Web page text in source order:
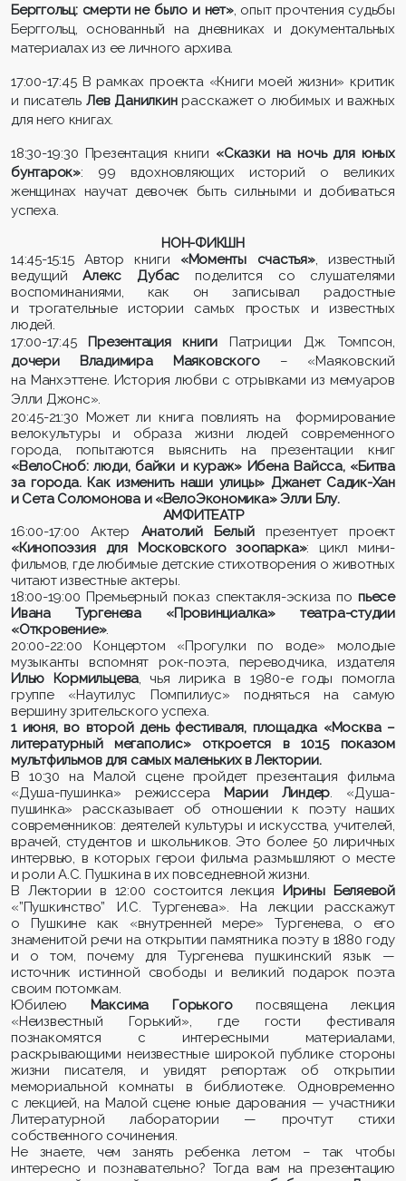
Берггольц: смерти не было и нет», опыт прочтения судьбы
Берггольц, основанный на дневниках и документальных
материалах из ее личного архива.
17:00-17:45 В рамках проекта «Книги моей жизни» критик
и писатель Лев Данилкинрасскажет о любимых и важных
для него книгах.
18:30-19:30 Презентация книги «Сказки на ночь для юных
бунтарок»: 99 вдохновляющих историй о великих
женщинах научат девочек быть сильными и добиваться
успеха.
НОН-ФИКШН
14:45-15:15 Автор книги «Моменты счастья», известный
ведущийАлекс Дубас поделится со слушателями
воспоминаниями, как он записывал радостные
и трогательные истории самых простых и известных
людей.
17:00-17:45 Презентация книги Патриции Дж. Томпсон,
дочери Владимира Маяковского– «Маяковский
на Манхэттене. История любви с отрывками из мемуаров
Элли Джонс».
20:45-21:30 Может ли книга повлиять на формирование
велокультуры и образа жизни людей современного
города, попытаются выяснить на презентации книг
«ВелоСноб: люди, байки и кураж» Ибена Вайсса, «Битва
за города. Как изменить наши улицы» Джанет Садик-Хан
и Сета Соломонова и «ВелоЭкономика» Элли Блу.
АМФИТЕАТР
16:00-17:00 Актер Анатолий Белый презентует проект
«Кинопоэзия для Московского зоопарка»: цикл мини-
фильмов, где любимые детские стихотворения о животных
читают известные актеры.
18:00-19:00 Премьерный показ спектакля-эскиза по пьесе
Ивана Тургенева «Провинциалка» театра-студии
«Откровение».
20:00-22:00 Концертом «Прогулки по воде» молодые
музыканты вспомнят рок-поэта, переводчика, издателя
Илью Кормильцева, чья лирика в 1980-е годы помогла
группе «Наутилус Помпилиус» подняться на самую
вершину зрительского успеха.
1 июня, во второй день фестиваля, площадка «Москва –
литературный мегаполис» откроется в 10:15 показом
мультфильмов для самых маленьких в Лектории.
В 10:30 на Малой сцене пройдет презентация фильма
«Душа-пушинка» режиссера Марии Линдер. «Душа-
пушинка» рассказывает об отношении к поэту наших
современников: деятелей культуры и искусства, учителей,
врачей, студентов и школьников. Это более 50 лиричных
интервью, в которых герои фильма размышляют о месте
и роли А.С. Пушкина в их повседневной жизни.
В Лектории в 12:00 состоится лекция Ирины Беляевой
«”Пушкинство” И.С. Тургенева». На лекции расскажут
о Пушкине как «внутренней мере» Тургенева, о его
знаменитой речи на открытии памятника поэту в 1880 году
и о том, почему для Тургенева пушкинский язык —
источник истинной свободы и великий подарок поэта
своим потомкам.
Юбилею Максима Горькогопосвящена лекция
«Неизвестный Горький», где гости фестиваля
познакомятся с интересными материалами,
раскрывающими неизвестные широкой публике стороны
жизни писателя, и увидят репортаж об открытии
мемориальной комнаты в библиотеке. Одновременно
с лекцией, на Малой сцене юные дарования — участники
Литературной лаборатории — прочтут стихи
собственного сочинения.
Не знаете, чем занять ребенка летом – так чтобы
интересно и познавательно? Тогда вам на презентацию